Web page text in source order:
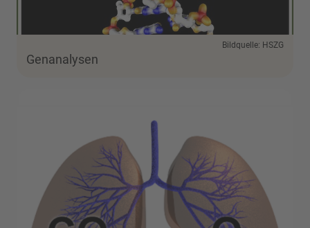
Bildquelle: HSZG
Genanalysen